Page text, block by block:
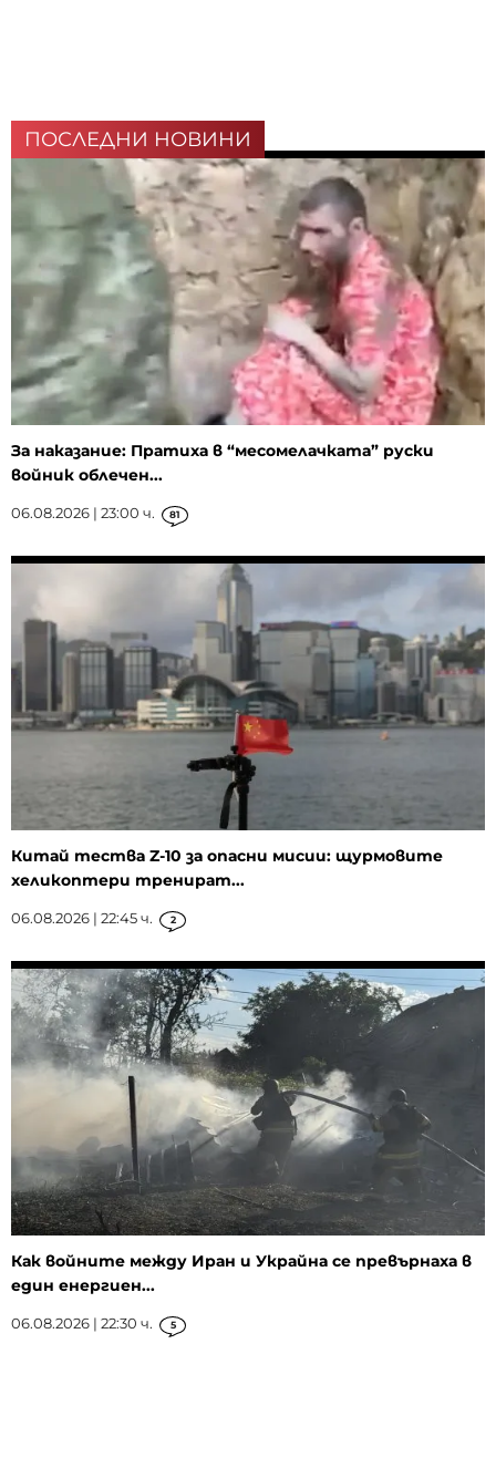
ПОСЛЕДНИ НОВИНИ
За наказание: Пратиха в “месомелачката” руски
войник облечен...
06.08.2026 | 23:00 ч. 81
Китай тества Z-10 за опасни мисии: щурмовите
хеликоптери тренират...
06.08.2026 | 22:45 ч. 2
Как войните между Иран и Украйна се превърнаха в
един енергиен...
06.08.2026 | 22:30 ч. 5